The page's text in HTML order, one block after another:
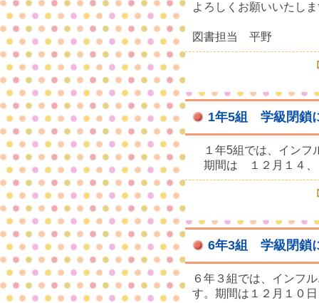
よろしくお願いいたし
図書担当 平野
1年5組 学級閉鎖
１年5組では、インフ
期間は １２月１４、
6年3組 学級閉鎖
６年３組では、インフ
す。期間は１２月１０